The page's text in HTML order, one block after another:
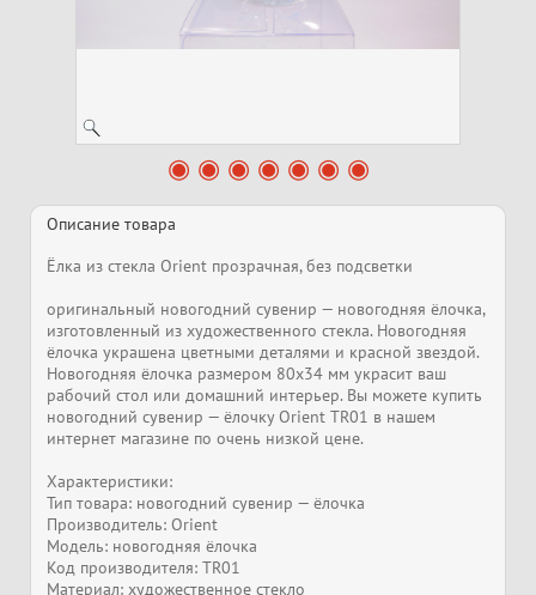
Описание товара
Ёлка из стекла Orient прозрачная, без подсветки
оригинальный новогодний сувенир — новогодняя ёлочка,
изготовленный из художественного стекла. Новогодняя
ёлочка украшена цветными деталями и красной звездой.
Новогодняя ёлочка размером 80х34 мм украсит ваш
рабочий стол или домашний интерьер. Вы можете купить
новогодний сувенир — ёлочку Orient TR01 в нашем
интернет магазине по очень низкой цене.
Характеристики:
Тип товара: новогодний сувенир — ёлочка
Производитель: Orient
Модель: новогодняя ёлочка
Код производителя: TR01
Материал: художественное стекло